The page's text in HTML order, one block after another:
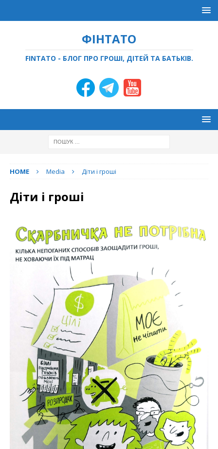
ФІНТАТО
FINTATO - БЛОГ ПРО ГРОШІ, ДІТЕЙ ТА БАТЬКІВ.
HOME Media Діти і гроші
Діти і гроші